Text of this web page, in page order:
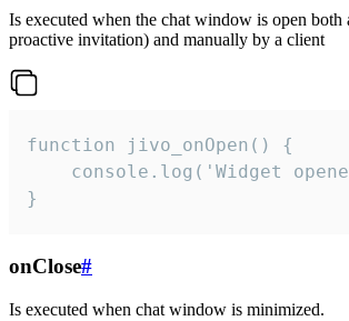
Is executed when the chat window is open both
proactive invitation) and manually by a client
function jivo_onOpen() {
console.log('Widget
}
onClose#
Is executed when chat window is minimized.